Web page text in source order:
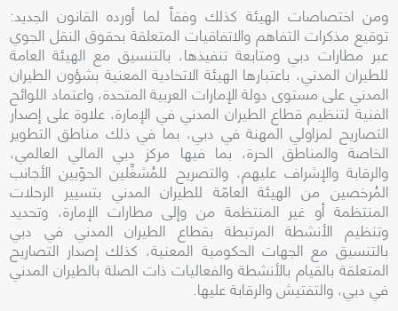
ومن اختصاصات الهيئة كذلك وفقاً لما أورده القانون الجديد:
توقيع مذكرات التفاهم والاتفاقيات المتعلقة بحقوق النقل الجوي
عبر مطارات دبي ومتابعة تنفيذها، بالتنسيق مع الهيئة العامة
للطيران المدني،باعتبارها الهيئة الاتحادية المعنية بشؤون الطيران
المدني على مستوى دولة الإمارات العربية المتحدة،واعتماد اللوائح
الفنية لتنظيم قطاع الطيران المدني في الإمارة، علاوة على إصدار
التصاريح لمزاولي المهنة في دبي، بما في ذلك مناطق التطوير
الخاصة والمناطق الحرة، بما فيها مركز دبي المالي العالمي،
والرقابة والإشراف عليهم، والتصريح للمُشغِّلين الجوّيين الأجانب
المُرخصين من الهيئة العامّة للطيران المدني بتسيير الرحلات
المنتظمة أو غير المنتظمة من وإلى مطارات الإمارة، وتحديد
وتنظيم الأنشطة المرتبطة بقطاع الطيران المدني في دبي
بالتنسيق مع الجهات الحكومية المعنية، كذلك إصدار التصاريح
المتعلقة بالقيام بالأنشطة والفعاليات ذات الصلة بالطيران المدني
في دبي، والتفتيش والرقابة عليها.